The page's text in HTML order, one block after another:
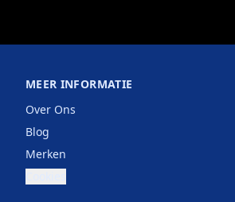
MEER INFORMATIE
Over Ons
Blog
Merken